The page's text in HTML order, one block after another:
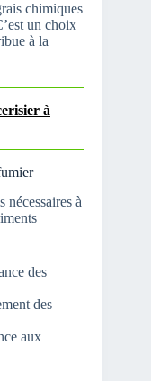
chimiques
un choix
à la
à
à
des
des
aux